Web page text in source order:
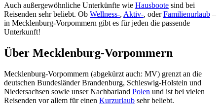
Auch außergewöhnliche Unterkünfte wie Hausboote sind bei
Reisenden sehr beliebt. Ob Wellness-, Aktiv-, oderFamilienurlaub –
in Mecklenburg-Vorpommern gibt es für jeden die passende
Unterkunft!
Über Mecklenburg-Vorpommern
Mecklenburg-Vorpommern (abgekürzt auch: MV) grenzt an die
deutschen Bundesländer Brandenburg, Schleswig-Holstein und
Niedersachsen sowie unser Nachbarland Polen und ist bei vielen
Reisenden vor allem für einen Kurzurlaub sehr beliebt.